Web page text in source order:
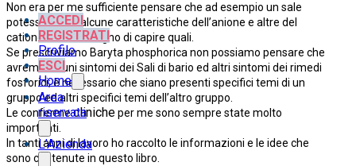
ACCEDI
REGISTRATI
Profilo
ESCI
Home
Area
riservata
L’Azienda
Non era per me sufficiente pensare che ad esempio un sale
potesse avere alcune caratteristiche dell’anione e altre del
catione; avevo bisogno di capire quali.
Se prescriviamo Baryta phosphorica non possiamo pensare che
avremo alcuni sintomi dei Sali di bario ed altri sintomi dei rimedi
fosforici; è necessario che siano presenti specifici temi di un
gruppo ed altri specifici temi dell’altro gruppo.
Le confermeclinicheper me sono sempre state molto
importanti.
In tanti anni di lavoro ho raccolto le informazioni e le idee che
sono contenute in questo libro.